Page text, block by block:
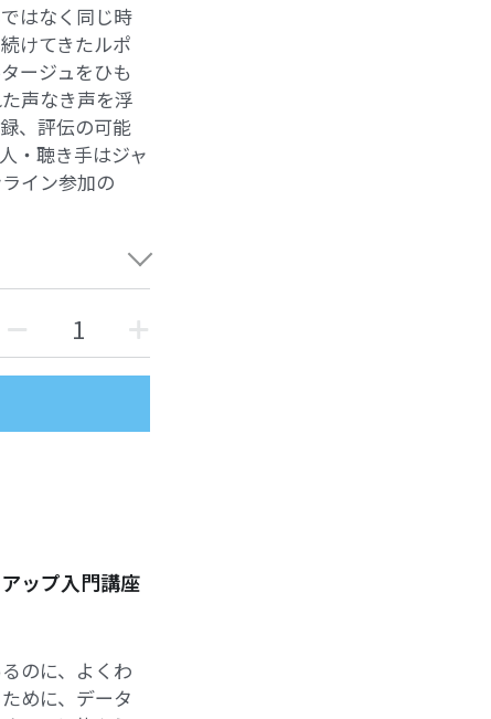
はなく同じ時
けてきたルポ
ージュをひも
声なき声を浮
、評伝の可能
・聴き手はジャ
イン参加の
ップ入門講座
のに、よくわ
めに、データ